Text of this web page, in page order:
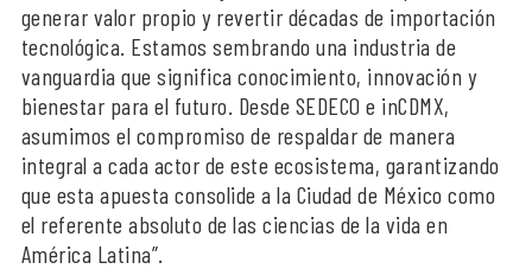
generar valor propio y revertir décadas de importación
tecnológica. Estamos sembrando una industria de
vanguardia que significa conocimiento, innovación y
bienestar para el futuro. Desde SEDECO e inCDMX,
asumimos el compromiso de respaldar de manera
integral a cada actor de este ecosistema, garantizando
que esta apuesta consolide a la Ciudad de México como
el referente absoluto de las ciencias de la vida en
América Latina”.